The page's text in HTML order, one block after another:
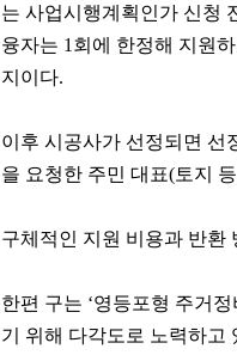
트
위
비
웹
토
끼
간
무
채
팅
24
는 사업시행계획인가 신청
융자는 1회에 한정해 지원
지이다.
이후 시공사가 선정되면 선
을 요청한 주민 대표(토지
구체적인 지원 비용과 반환
한편 구는 ‘영등포형 주거
기 위해 다각도로 노력하고